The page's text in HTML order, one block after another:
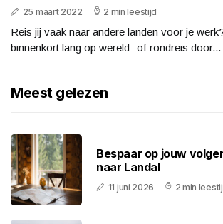
25 maart 2022 2 min leestijd
Reis jij vaak naar andere landen voor je
binnenkort lang op wereld- of rondreis door...
Meest gelezen
Bespaar op jouw
naar Landal
11 juni 2026 2 min